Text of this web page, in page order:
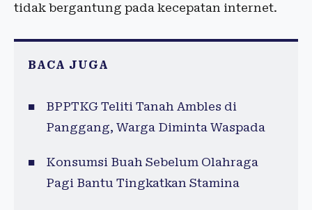
tidak bergantung pada kecepatan internet.
BACA JUGA
BPPTKG Teliti Tanah Ambles di
Panggang, Warga Diminta Waspada
Konsumsi Buah Sebelum Olahraga
Pagi Bantu Tingkatkan Stamina